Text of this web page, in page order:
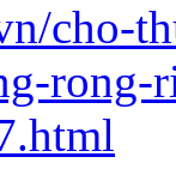
cho-